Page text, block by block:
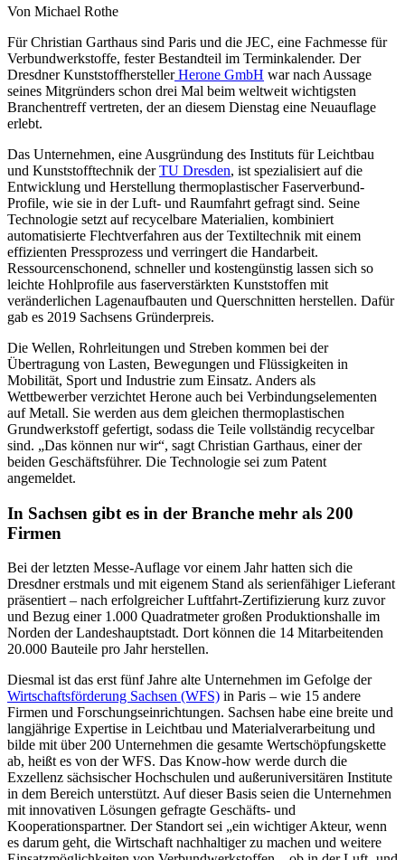
Von Michael Rothe
Für Christian Garthaus sind Paris und die JEC, eine Fachmesse für
Verbundwerkstoffe, fester Bestandteil im Terminkalender. Der
Dresdner KunststoffherstellerHerone GmbH war nach Aussage
seines Mitgründers schon drei Mal beim weltweit wichtigsten
Branchentreff vertreten, der an diesem Dienstag eine Neuauflage
erlebt.
Das Unternehmen, eine Ausgründung des Instituts für Leichtbau
und Kunststofftechnik derTU Dresden, ist spezialisiert auf die
Entwicklung und Herstellung thermoplastischer Faserverbund-
Profile, wie sie in der Luft- und Raumfahrt gefragt sind. Seine
Technologie setzt auf recycelbare Materialien, kombiniert
automatisierte Flechtverfahren aus der Textiltechnik mit einem
effizienten Pressprozess und verringert die Handarbeit.
Ressourcenschonend, schneller und kostengünstig lassen sich so
leichte Hohlprofile aus faserverstärkten Kunststoffen mit
veränderlichen Lagenaufbauten und Querschnitten herstellen. Dafür
gab es 2019 Sachsens Gründerpreis.
Die Wellen, Rohrleitungen und Streben kommen bei der
Übertragung von Lasten, Bewegungen und Flüssigkeiten in
Mobilität, Sport und Industrie zum Einsatz. Anders als
Wettbewerber verzichtet Herone auch bei Verbindungselementen
auf Metall. Sie werden aus dem gleichen thermoplastischen
Grundwerkstoff gefertigt, sodass die Teile vollständig recycelbar
sind. „Das können nur wir“, sagt Christian Garthaus, einer der
beiden Geschäftsführer. Die Technologie sei zum Patent
angemeldet.
In Sachsen gibt es in der Branche mehr als 200
Firmen
Bei der letzten Messe-Auflage vor einem Jahr hatten sich die
Dresdner erstmals und mit eigenem Stand als serienfähiger Lieferant
präsentiert – nach erfolgreicher Luftfahrt-Zertifizierung kurz zuvor
und Bezug einer 1.000 Quadratmeter großen Produktionshalle im
Norden der Landeshauptstadt. Dort können die 14 Mitarbeitenden
20.000 Bauteile pro Jahr herstellen.
Diesmal ist das erst fünf Jahre alte Unternehmen im Gefolge der
Wirtschaftsförderung Sachsen (WFS) in Paris – wie 15 andere
Firmen und Forschungseinrichtungen. Sachsen habe eine breite und
langjährige Expertise in Leichtbau und Materialverarbeitung und
bilde mit über 200 Unternehmen die gesamte Wertschöpfungskette
ab, heißt es von der WFS. Das Know-how werde durch die
Exzellenz sächsischer Hochschulen und außeruniversitären Institute
in dem Bereich unterstützt. Auf dieser Basis seien die Unternehmen
mit innovativen Lösungen gefragte Geschäfts- und
Kooperationspartner. Der Standort sei „ein wichtiger Akteur, wenn
es darum geht, die Wirtschaft nachhaltiger zu machen und weitere